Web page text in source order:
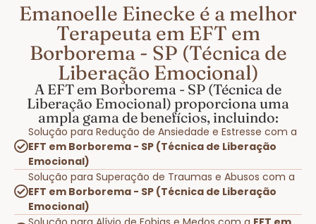
Emanoelle Einecke é a melhor
Terapeuta em EFT em
Borborema - SP (Técnica de
Liberação Emocional)
A EFT em Borborema - SP (Técnica de
Liberação Emocional) proporciona uma
ampla gama de benefícios, incluindo:
Solução para Redução de Ansiedade e Estresse com a
EFT em Borborema - SP (Técnica de Liberação
Emocional)
Solução para Superação de Traumas e Abusos com a
EFT em Borborema - SP (Técnica de Liberação
Emocional)